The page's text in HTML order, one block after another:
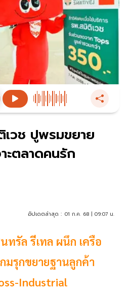
วช ปูพรมขยาย
ะตลาดคนรัก
อัปเดตล่าสุด : 01 ก.ค. 68 | 09:07 น.
ทรัล รีเทล ผนึก เครือ
มรุกขยายฐานลูกค้า
Industrial